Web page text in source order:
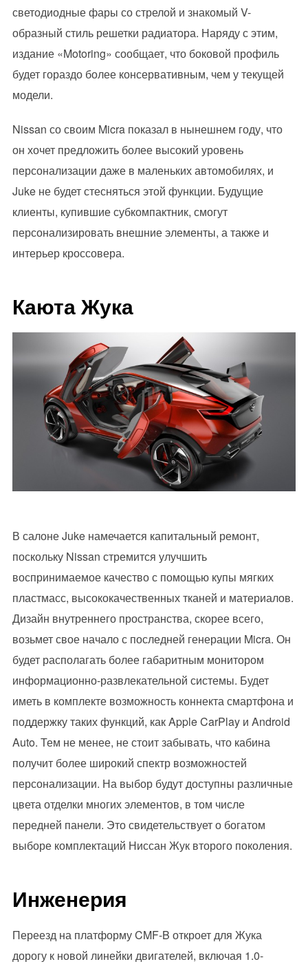
светодиодные фары со стрелой и знакомый V-
образный стиль решетки радиатора. Наряду с этим,
издание «Motoring» сообщает, что боковой профиль
будет гораздо более консервативным, чем у текущей
модели.
Nissan со своим Micra показал в нынешнем году, что
он хочет предложить более высокий уровень
персонализации даже в маленьких автомобилях, и
Juke не будет стесняться этой функции. Будущие
клиенты, купившие субкомпактник, смогут
персонализировать внешние элементы, а также и
интерьер кроссовера.
Каюта Жука
В салоне Juke намечается капитальный ремонт,
поскольку Nissan стремится улучшить
воспринимаемое качество с помощью купы мягких
пластмасс, высококачественных тканей и материалов.
Дизайн внутреннего пространства, скорее всего,
возьмет свое начало с последней генерации Micra. Он
будет располагать более габаритным монитором
информационно-развлекательной системы. Будет
иметь в комплекте возможность коннекта смартфона и
поддержку таких функций, как Apple CarPlay и Android
Auto. Тем не менее, не стоит забывать, что кабина
получит более широкий спектр возможностей
персонализации. На выбор будут доступны различные
цвета отделки многих элементов, в том числе
передней панели. Это свидетельствует о богатом
выборе комплектаций Ниссан Жук второго поколения.
Инженерия
Переезд на платформу CMF-B откроет для Жука
дорогу к новой линейки двигателей, включая 1.0-